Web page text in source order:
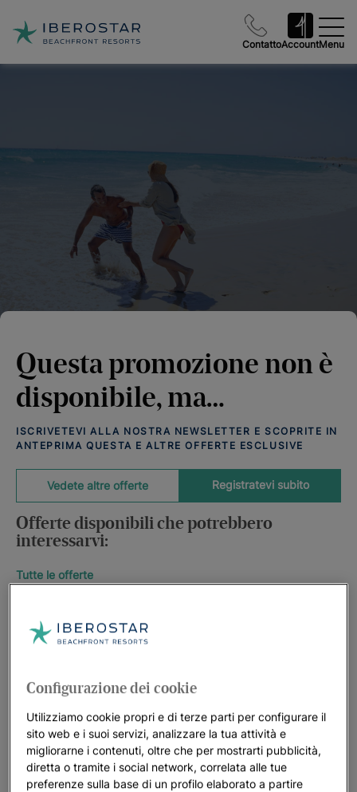
ContattoAccountMenu
Questa promozione non è
disponibile, ma…
ISCRIVETEVI ALLA NOSTRA NEWSLETTER E SCOPRITE IN
ANTEPRIMA QUESTA E ALTRE OFFERTE ESCLUSIVE
Registratevi subito
Vedete altre offerte
Offerte disponibili che potrebbero
interessarvi:
Tutte le offerte
Configurazione dei cookie
Utilizziamo cookie propri e di terze parti per configurare il
sito web e i suoi servizi, analizzare la tua attività e
migliorarne i contenuti, oltre che per mostrarti pubblicità,
diretta o tramite i social network, correlata alle tue
preferenze sulla base di un profilo elaborato a partire